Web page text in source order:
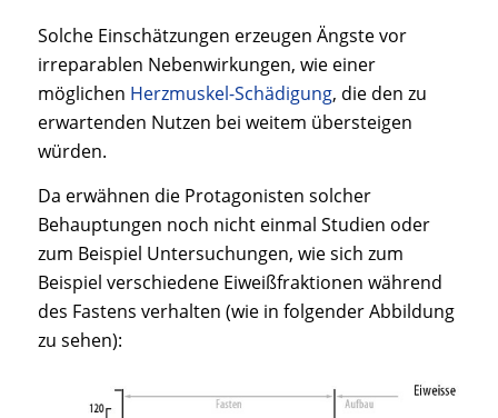
Solche Einschätzungen erzeugen Ängste vor
irreparablen Nebenwirkungen, wie einer
möglichen Herzmuskel-Schädigung, die den zu
erwartenden Nutzen bei weitem übersteigen
würden.
Da erwähnen die Protagonisten solcher
Behauptungen noch nicht einmal Studien oder
zum Beispiel Untersuchungen, wie sich zum
Beispiel verschiedene Eiweißfraktionen während
des Fastens verhalten (wie in folgender Abbildung
zu sehen):